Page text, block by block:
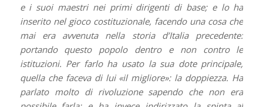
e i suoi maestri nei primi dirigenti di base; e lo ha
inserito nel gioco costituzionale, facendo una cosa che
mai era avvenuta nella storia d’Italia precedente:
portando questo popolo dentro e non contro le
istituzioni. Per farlo ha usato la sua dote principale,
quella che faceva di lui «il migliore»: la doppiezza. Ha
parlato molto di rivoluzione sapendo che non era